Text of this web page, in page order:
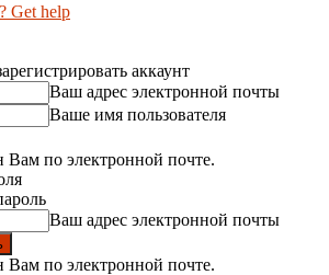
Get help
аккаунт
Ваш адрес электронной почты
Ваше имя пользователя
Вам по электронной почте.
Ваш адрес электронной почты
Вам по электронной почте.